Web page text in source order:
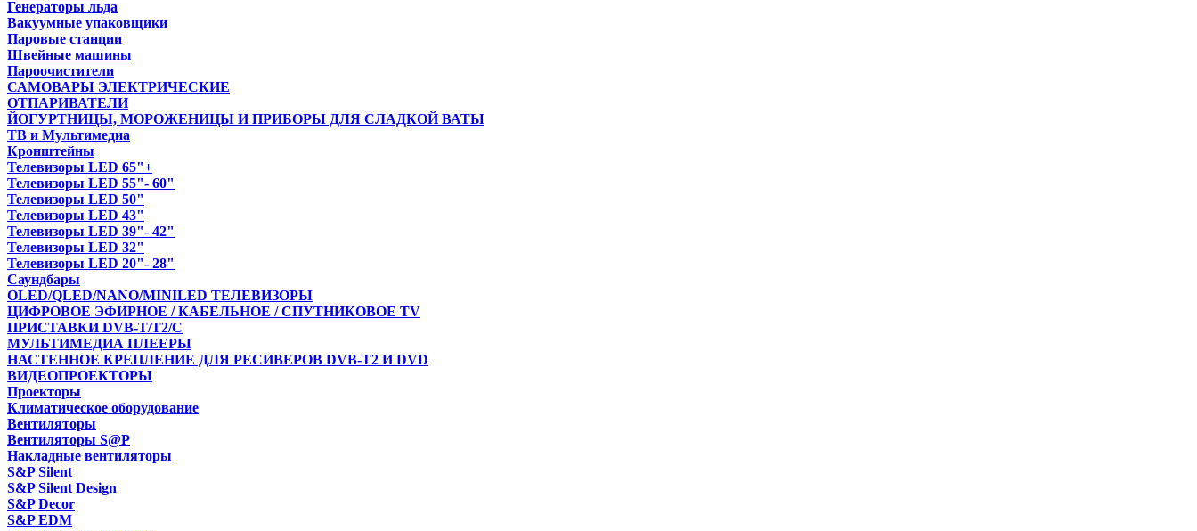
Генераторы льда
Вакуумные упаковщики
Паровые станции
Швейные машины
Пароочистители
САМОВАРЫ ЭЛЕКТРИЧЕСКИЕ
ОТПАРИВАТЕЛИ
ЙОГУРТНИЦЫ, МОРОЖЕНИЦЫ И ПРИБОРЫ ДЛЯ СЛАДКОЙ ВАТЫ
ТВ и Мультимедиа
Кронштейны
Телевизоры LED 65"+
Телевизоры LED 55"- 60"
Телевизоры LED 50"
Телевизоры LED 43"
Телевизоры LED 39"- 42"
Телевизоры LED 32"
Телевизоры LED 20"- 28"
Саундбары
OLED/QLED/NANO/MINILED ТЕЛЕВИЗОРЫ
ЦИФРОВОЕ ЭФИРНОЕ / КАБЕЛЬНОЕ / СПУТНИКОВОЕ TV
ПРИСТАВКИ DVB-T/T2/С
МУЛЬТИМЕДИА ПЛЕЕРЫ
НАСТЕННОЕ КРЕПЛЕНИЕ ДЛЯ РЕСИВЕРОВ DVB-T2 И DVD
ВИДЕОПРОЕКТОРЫ
Проекторы
Климатическое оборудование
Вентиляторы
Вентиляторы S@P
Накладные вентиляторы
S&P Silent
S&P Silent Design
S&P Decor
S&P EDM